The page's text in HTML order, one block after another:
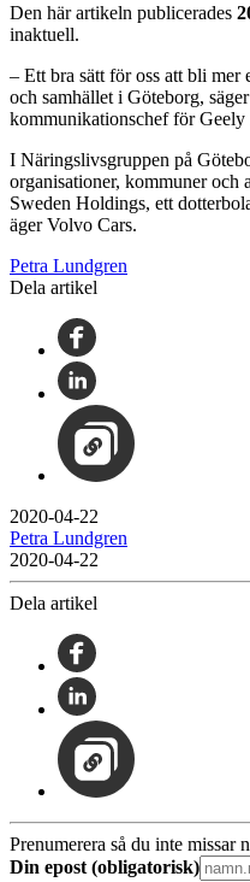
Den här artikeln publicerades
inaktuell.
– Ett bra sätt för oss att bli mer
och samhället i Göteborg,
kommunikationschef för Geely
I Näringslivsgruppen på
organisationer, kommuner
Sweden Holdings, ett
äger Volvo Cars.
Petra Lundgren
Dela artikel
2020-04-22
Petra Lundgren
2020-04-22
Dela artikel
Prenumerera så du inte missar
Din epost (obligatorisk)